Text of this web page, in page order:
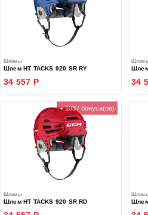
Шлемы
Шлем HT TACKS 920 SR RY
34 557 Р
Шлем
34
+ 1037 бонуса(ов)
Шлемы
Шлем HT TACKS 920 SR RD Шлем